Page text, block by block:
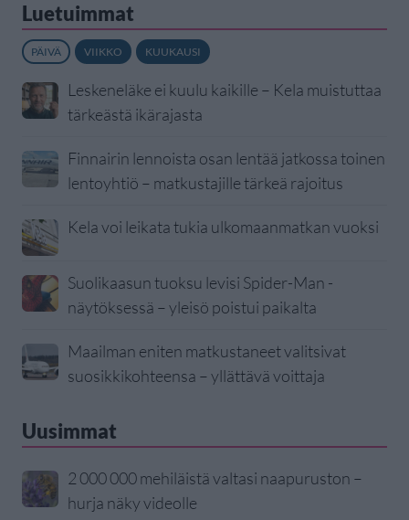
Luetuimmat
PÄIVÄ VIIKKO KUUKAUSI
Leskeneläke ei kuulu kaikille – Kela muistuttaa
tärkeästä ikärajasta
Finnairin lennoista osan lentää jatkossa toinen
lentoyhtiö – matkustajille tärkeä rajoitus
Kela voi leikata tukia ulkomaanmatkan vuoksi
Suolikaasun tuoksu levisi Spider-Man -
näytöksessä – yleisö poistui paikalta
Maailman eniten matkustaneet valitsivat
suosikkikohteensa – yllättävä voittaja
Uusimmat
2 000 000 mehiläistä valtasi naapuruston –
hurja näky videolle